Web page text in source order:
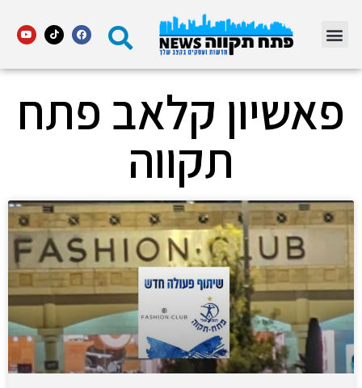
פאשיון קלאב פתח
תקווה